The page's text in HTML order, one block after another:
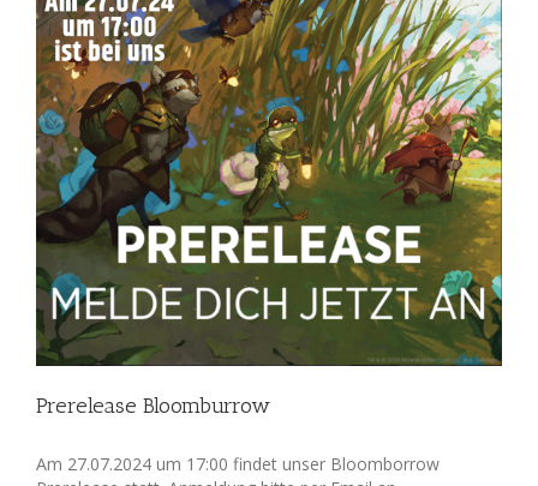
Prerelease Bloomburrow
Am 27.07.2024 um 17:00 findet unser Bloomborrow